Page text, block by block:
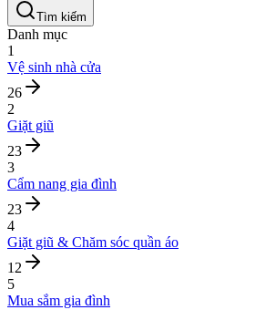
Tìm kiếm
Danh mục
1
Vệ sinh nhà cửa
26
2
Giặt giũ
23
3
Cẩm nang gia đình
23
4
Giặt giũ & Chăm sóc quần áo
12
5
Mua sắm gia đình